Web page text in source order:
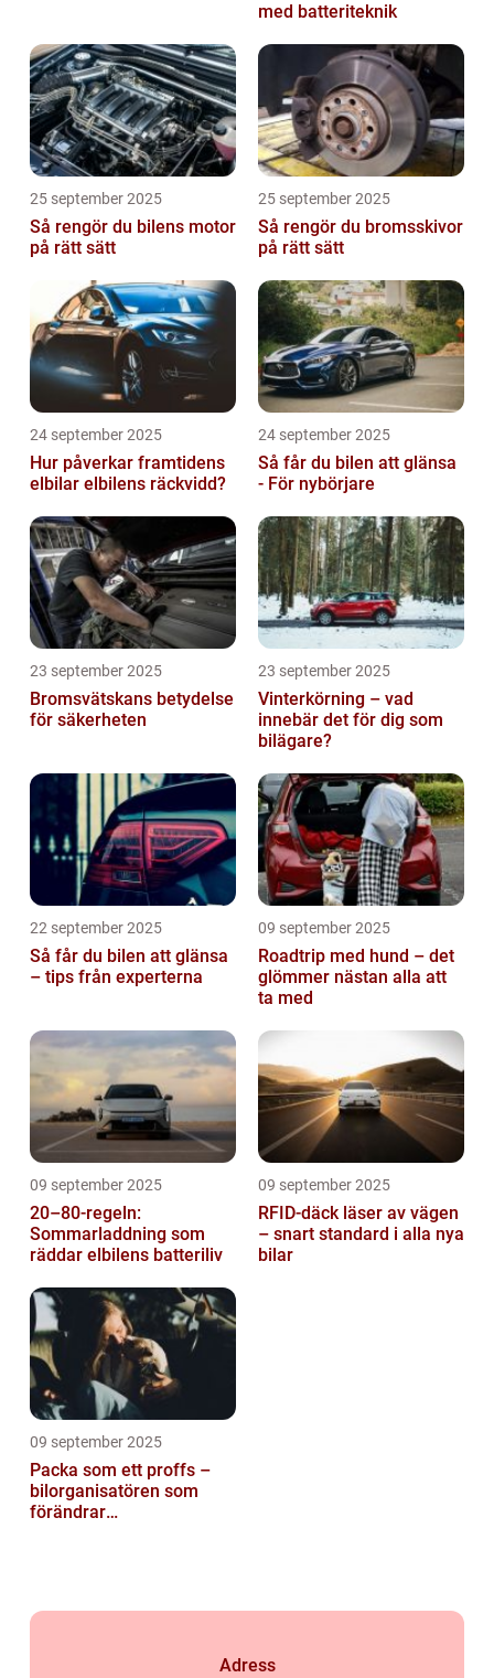
med batteriteknik
25 september 2025
Så rengör du bilens motor
på rätt sätt
25 september 2025
Så rengör du bromsskivor
på rätt sätt
24 september 2025
Hur påverkar framtidens
elbilar elbilens räckvidd?
24 september 2025
Så får du bilen att glänsa
- För nybörjare
23 september 2025
Bromsvätskans betydelse
för säkerheten
23 september 2025
Vinterkörning – vad
innebär det för dig som
bilägare?
22 september 2025
Så får du bilen att glänsa
– tips från experterna
09 september 2025
Roadtrip med hund – det
glömmer nästan alla att
ta med
09 september 2025
20–80-regeln:
Sommarladdning som
räddar elbilens batteriliv
09 september 2025
RFID-däck läser av vägen
– snart standard i alla nya
bilar
09 september 2025
Packa som ett proffs –
bilorganisatören som
förändrar
Adress